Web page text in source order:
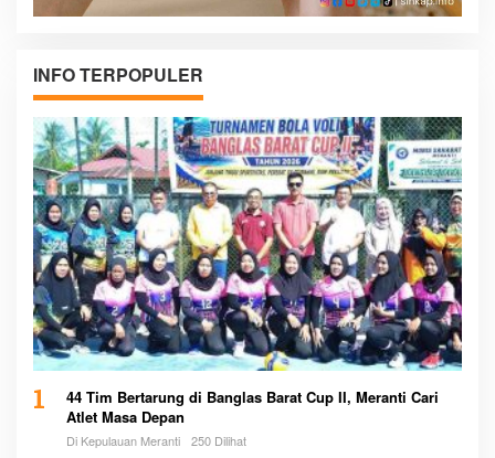
INFO TERPOPULER
1
44 Tim Bertarung di Banglas Barat Cup II, Meranti Cari
Atlet Masa Depan
Di Kepulauan Meranti 250 Dilihat